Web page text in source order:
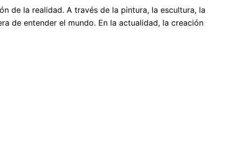
de la realidad. A través de la pintura, la escultura, la
de entender el mundo. En la actualidad, la creación